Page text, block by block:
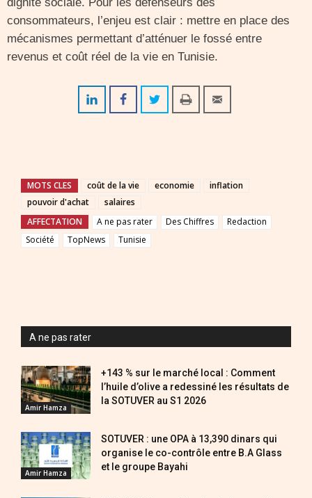
consommateurs, l’enjeu est clair : mettre en place des
mécanismes permettant d’atténuer le fossé entre
revenus et coût réel de la vie en Tunisie.
MOTS CLES coût de la vie economie
inflation
pouvoir d'achat
salaires
AFFECTATION
A ne pas rater Des Chiffres
Redaction
Société
TopNews Tunisie
A ne pas rater
Amir Hamza
+143 % sur le marché local : Comment
l’huile d’olive a redessiné les résultats de
la SOTUVER au S1 2026
Amir Hamza
SOTUVER : une OPA à 13,390 dinars qui
organise le co-contrôle entre B.A Glass
et le groupe Bayahi